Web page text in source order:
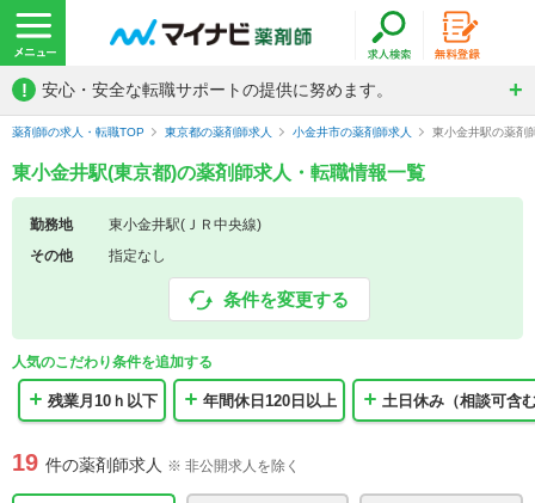
! 安心・安全な転職サポートの提供に努めます。
薬剤師の求人・転職TOP 東京都の薬剤師求人 小金井市の薬剤師求人 東小金井駅の薬剤
東小金井駅(東京都)の薬剤師求人・転職情報一覧
勤務地
東小金井駅(ＪＲ中央線)
その他
指定なし
条件を変更する
人気のこだわり条件を追加する
残業月10ｈ以下 年間休日120日以上 土日休み（相談可含
19 件の薬剤師求人 ※ 非公開求人を除く